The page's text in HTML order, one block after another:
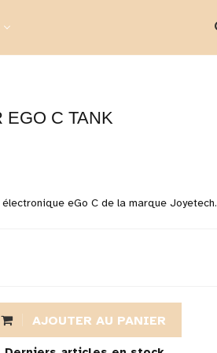
EGO C TANK
eGo C de la marque Joyetech.
AJOUTER AU PANIER